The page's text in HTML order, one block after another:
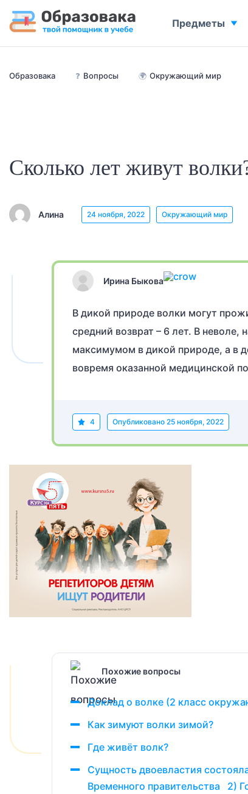
Образовака ❓ Вопросы 🌍 Окружающий мир
Сколько лет живут
Алина 24 ноября, 2022 Окружающий мир
Ирина Быкова
В дикой природе волки могут
средний возврат – 6 лет. В неволе,
максимумом в дикой природе, а в
вовремя оказанной медицинской
4 Опубликовано 25 ноября, 2022
Похожие вопросы
Доклад о волке (2 класс
Как зимуют волки зимой?
Где живёт волк?
Сущность двоевластия
Временного правительства 2)
Предметы